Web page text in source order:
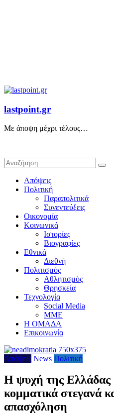
lastpoint.gr
Με άποψη μέχρι τέλους…
Απόψεις
Πολιτική
Παραπολιτικά
Συνεντεύξεις
Οικονομία
Κοινωνικά
Ιστορίες
Βιογραφίες
Εθνικά
Διεθνή
Πολιτισμός
Αθλητισμός
Θρησκεία
Τεχνολογία
Social Media
ΜΜΕ
Η ΟΜΑΔΑ
Επικοινωνία
Απόψεις News Πολιτική
Η ψυχή της Ελλάδας
κομματικά στεγανά
απασχόληση